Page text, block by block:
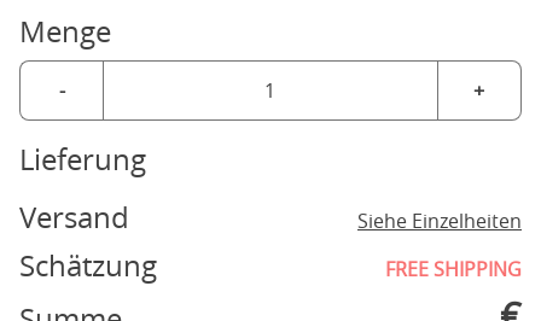
Menge
- +
Lieferung
Versand
Siehe Einzelheiten
Schätzung FREE SHIPPING